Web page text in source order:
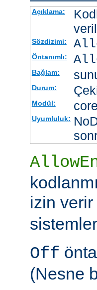
Açıklama:
Sözdizimi:
Öntanımlı:
Bağlam:
Durum:
Modül: core
Uyumluluk:
izin verir
Off
(Nesne